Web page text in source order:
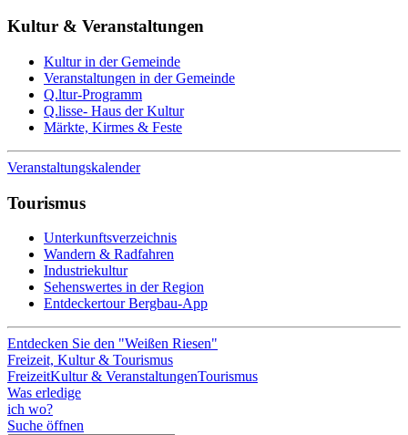
Kultur & Veranstaltungen
Kultur in der Gemeinde
Veranstaltungen in der Gemeinde
Q.ltur-Programm
Q.lisse- Haus der Kultur
Märkte, Kirmes & Feste
Veranstaltungskalender
Tourismus
Unterkunftsverzeichnis
Wandern & Radfahren
Industriekultur
Sehenswertes in der Region
Entdeckertour Bergbau-App
Entdecken Sie den "Weißen Riesen"
Freizeit, Kultur & Tourismus
FreizeitKultur & VeranstaltungenTourismus
Was erledige
ich wo?
Suche öffnen